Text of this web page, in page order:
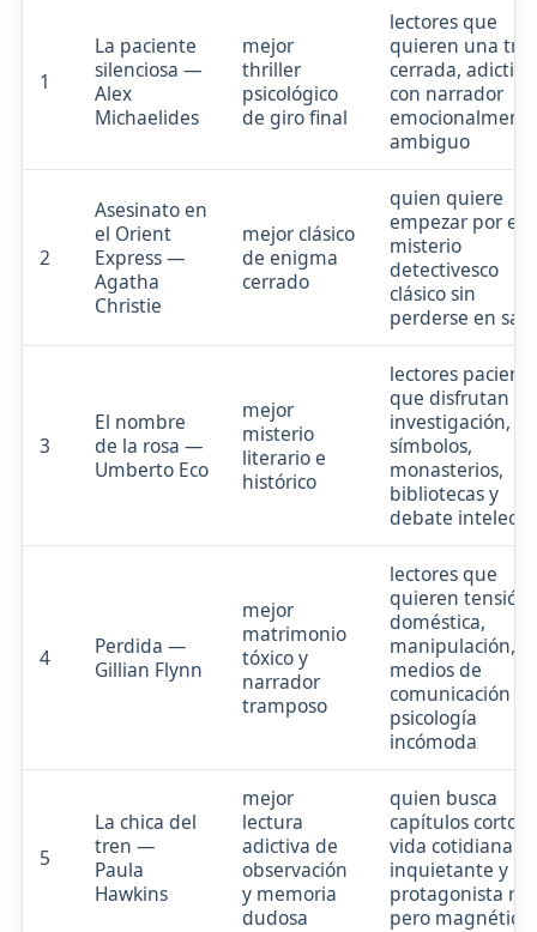
1
La paciente
silenciosa —
Alex
Michaelides
mejor
thriller
psicológico
de giro final
lectores que
quieren una
cerrada,
con narrador
ambiguo
2
Asesinato en
el Orient
Express —
Agatha
Christie
mejor clásico
de enigma
cerrado
quien quiere
empezar por el
misterio
detectivesco
clásico sin
perderse en
3
El nombre
de la rosa —
Umberto Eco
mejor
misterio
literario e
histórico
lectores
que disfrutan
investigación,
símbolos,
monasterios,
bibliotecas y
debate
4
Perdida —
Gillian Flynn
mejor
matrimonio
tóxico y
narrador
tramposo
lectores que
quieren tensión
doméstica,
manipulación,
medios de
comunicación y
psicología
incómoda
5
La chica del
tren —
Paula
Hawkins
mejor
lectura
adictiva de
observación
y memoria
dudosa
quien busca
capítulos cortos,
vida cotidiana
inquietante y
protagonista
pero magnética